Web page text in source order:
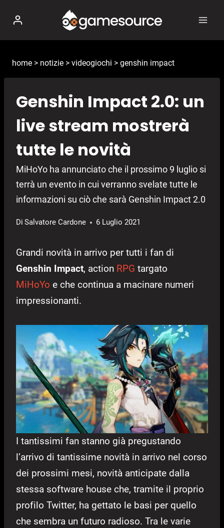
contenuto
home > notizie > videogiochi > genshin impact
Genshin Impact 2.0: un
live stream mostrerà
tutte le novità
MiHoYo ha annunciato che il prossimo 9 luglio si
terrà un evento in cui verranno svelate tutte le
informazioni su ciò che sarà Genshin Impact 2.0
Di Salvatore Cardone 6 Luglio 2021
Grandi novità in arrivo per tutti i fan di
Genshin Impact, action RPG targato
MiHoYo e che continua a macinare numeri
impressionanti.
I tantissimi fan stanno già pregustando
l’arrivo di tantissime novità in arrivo nel corso
dei prossimi mesi, novità anticipate dalla
stessa software house che, tramite il proprio
profilo Twitter, ha gettato le basi per quello
che sembra un futuro radioso. Tra le varie